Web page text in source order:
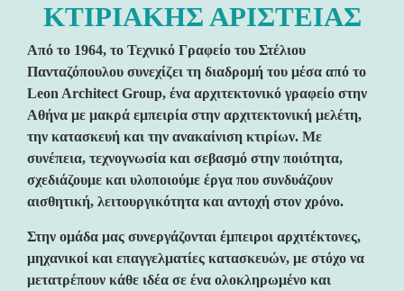
ΚΤΙΡΙΑΚΗΣ ΑΡΙΣΤΕΙΑΣ
Από το 1964, το Τεχνικό Γραφείο του Στέλιου
Πανταζόπουλου συνεχίζει τη διαδρομή του μέσα από το
Leon Architect Group, ένα αρχιτεκτονικό γραφείο στην
Αθήνα με μακρά εμπειρία στην αρχιτεκτονική μελέτη,
την κατασκευή και την ανακαίνιση κτιρίων. Με
συνέπεια, τεχνογνωσία και σεβασμό στην ποιότητα,
σχεδιάζουμε και υλοποιούμε έργα που συνδυάζουν
αισθητική, λειτουργικότητα και αντοχή στον χρόνο.
Στην ομάδα μας συνεργάζονται έμπειροι αρχιτέκτονες,
μηχανικοί και επαγγελματίες κατασκευών, με στόχο να
μετατρέπουν κάθε ιδέα σε ένα ολοκληρωμένο και